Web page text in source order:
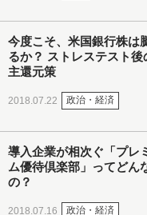
今度こそ、米国銀行株は
るか？ ストレステスト後
主還元策
2018.07.22 政治・経済
導入企業が相次ぐ「プレ
ム優待倶楽部」ってどん
の？
2018.07.16 政治・経済